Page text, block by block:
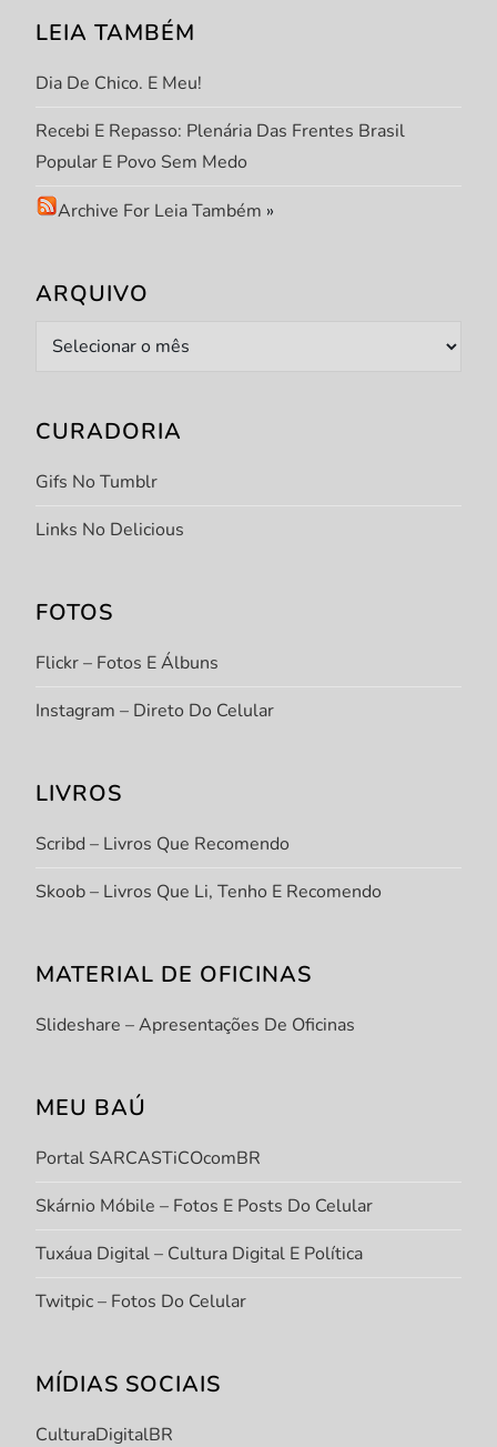
LEIA TAMBÉM
Dia De Chico. E Meu!
Recebi E Repasso: Plenária Das Frentes Brasil
Popular E Povo Sem Medo
Archive For Leia Também »
ARQUIVO
Arquivo
CURADORIA
Gifs No Tumblr
Links No Delicious
FOTOS
Flickr – Fotos E Álbuns
Instagram – Direto Do Celular
LIVROS
Scribd – Livros Que Recomendo
Skoob – Livros Que Li, Tenho E Recomendo
MATERIAL DE OFICINAS
Slideshare – Apresentações De Oficinas
MEU BAÚ
Portal SARCASTiCOcomBR
Skárnio Móbile – Fotos E Posts Do Celular
Tuxáua Digital – Cultura Digital E Política
Twitpic – Fotos Do Celular
MÍDIAS SOCIAIS
CulturaDigitalBR